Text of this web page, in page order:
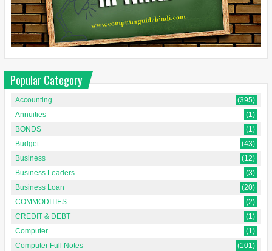
Popular Category
Accounting
(395)
Annuities
(1)
BONDS
(1)
Budget
(43)
Business
(12)
Business Leaders
(3)
Business Loan
(20)
COMMODITIES
(2)
CREDIT & DEBT
(1)
Computer
(1)
Computer Full Notes
(101)